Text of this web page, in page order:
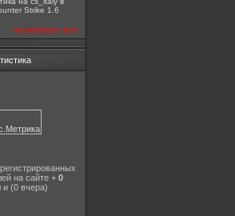
Strike 1.6
посмотреть все
на сайте + 0
и (0 вчера)